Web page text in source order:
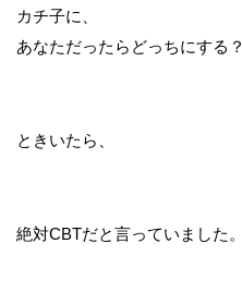
カチ子に、
あなただったらどっちにする？
ときいたら、
絶対CBTだと言っていました。